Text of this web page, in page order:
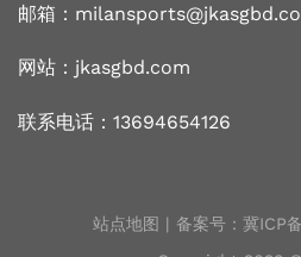
邮箱：
网站： jkasgbd.com
联系电话：13694654126
站点地图 | 备案号： 冀ICP